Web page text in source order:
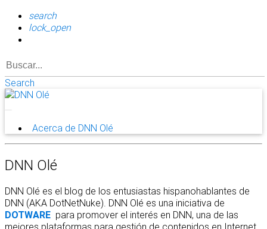
search
lock_open
Search
Acerca de DNN Olé
DNN Olé
DNN Olé es el blog de los entusiastas hispanohablantes de
DNN (AKA DotNetNuke). DNN Olé es una iniciativa de
DOTWARE para promover el interés en DNN, una de las